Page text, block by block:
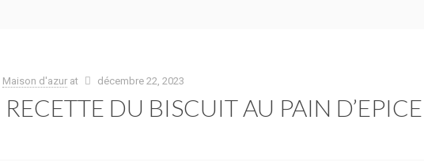
Maison d'azur at décembre 22, 2023
DU BISCUIT AU PAIN D’EPICE